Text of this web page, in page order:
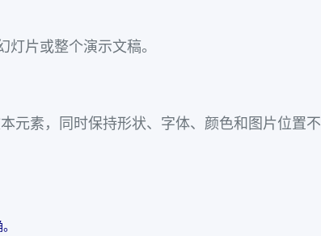
片或整个演示文稿。
元素，同时保持形状、字体、颜色和图片位置不